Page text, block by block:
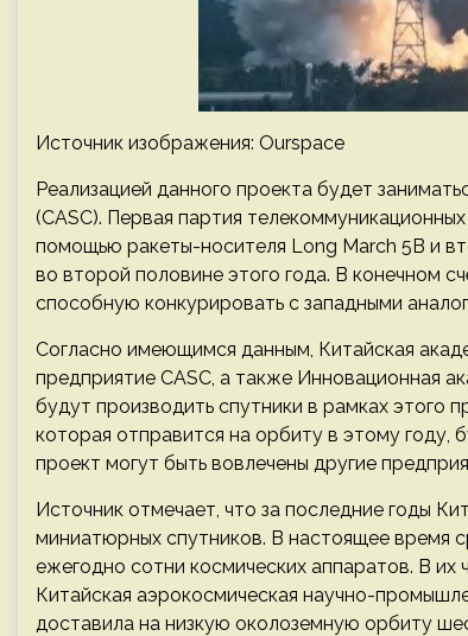
Источник изображения: Ourspace
Реализацией данного проекта будет
(CASC). Первая партия
помощью ракеты-носителя Long March 5B и
во второй половине этого года. В конечном
способную конкурировать с западными
Согласно имеющимся данным, Китайская
предприятие CASC, а также Инновационная
будут производить спутники в рамках этого
которая отправится на орбиту в этому году,
проект могут быть вовлечены другие
Источник отмечает, что за последние годы
миниатюрных спутников. В настоящее время
ежегодно сотни космических аппаратов. В их
Китайская аэрокосмическая научно-
доставила на низкую околоземную орбиту